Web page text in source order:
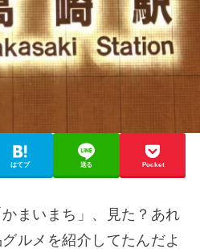
はてブ 送る Pocket
まいまち」、見た？あれ
ルメを紹介してたんだよ